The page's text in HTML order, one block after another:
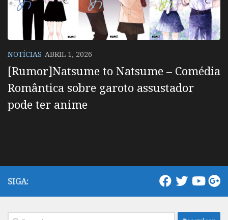
NOTÍCIAS ABRIL 1, 2026
[Rumor]Natsume to Natsume – Comédia
Romântica sobre garoto assustador
pode ter anime
SIGA:
Pesquisar